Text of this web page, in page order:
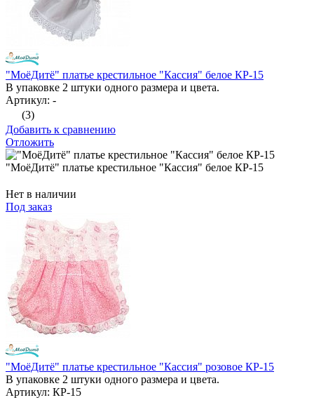
"МоёДитё" платье крестильное "Кассия" белое КР-15
В упаковке 2 штуки одного размера и цвета.
Артикул: -
(3)
Добавить к сравнению
Отложить
"МоёДитё" платье крестильное "Кассия" белое КР-15
Нет в наличии
Под заказ
"МоёДитё" платье крестильное "Кассия" розовое КР-15
В упаковке 2 штуки одного размера и цвета.
Артикул: КР-15